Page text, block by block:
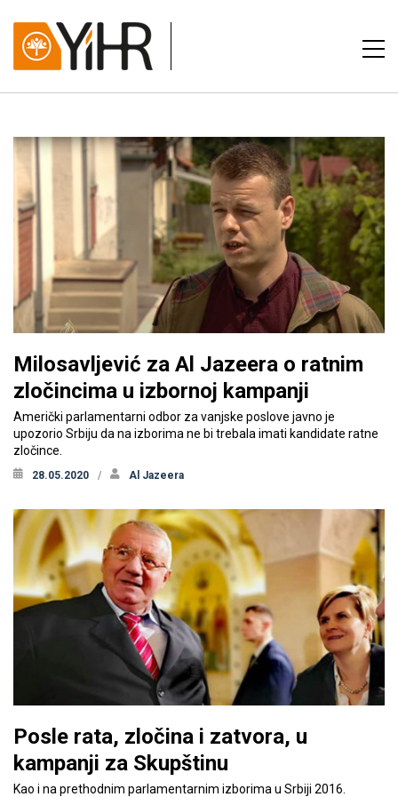
Milosavljević za Al Jazeera o ratnim
zločincima u izbornoj kampanji
Američki parlamentarni odbor za vanjske poslove javno je
upozorio Srbiju da na izborima ne bi trebala imati kandidate ratne
zločince.
28.05.2020 Al Jazeera
Posle rata, zločina i zatvora, u
kampanji za Skupštinu
Kao i na prethodnim parlamentarnim izborima u Srbiji 2016.